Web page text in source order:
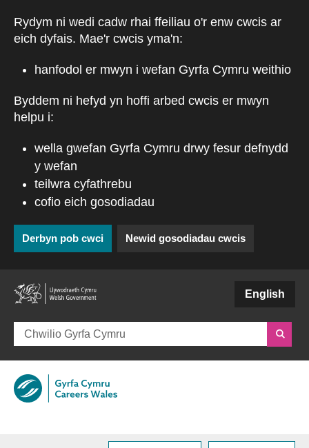
Rydym ni wedi cadw rhai ffeiliau o'r enw cwcis ar
eich dyfais. Mae'r cwcis yma'n:
hanfodol er mwyn i wefan Gyrfa Cymru weithio
Byddem ni hefyd yn hoffi arbed cwcis er mwyn
helpu i:
wella gwefan Gyrfa Cymru drwy fesur defnydd
y wefan
teilwra cyfathrebu
cofio eich gosodiadau
Derbyn pob cwci Newid gosodiadau cwcis
English